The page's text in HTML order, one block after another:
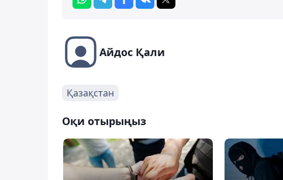
Айдос Қали
Қазақстан
Оқи отырыңыз